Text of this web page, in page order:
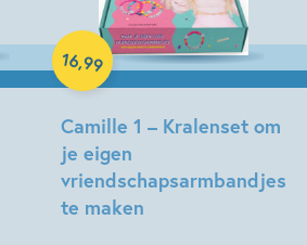
Camille 1 – Kralenset om
je eigen
vriendschapsarmbandjes
te maken
16,99
Spel